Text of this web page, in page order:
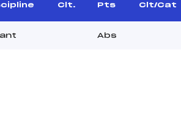
Clt. Pts Clt/Cat
Abs